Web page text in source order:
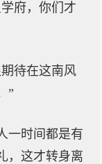
府，你们才
待在这南风
”
一时间都是有
，这才转身离